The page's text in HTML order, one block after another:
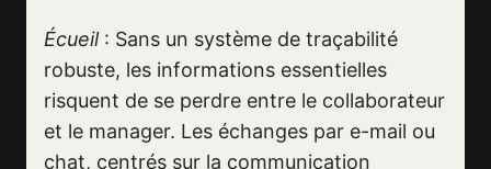
Écueil : Sans un système de traçabilité
robuste, les informations essentielles
risquent de se perdre entre le collaborateur
et le manager. Les échanges par e-mail ou
chat, centrés sur la communication